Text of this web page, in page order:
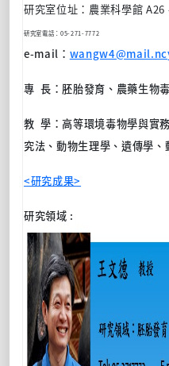
研究室位址： 農業科學館 A26
研究室電話：05-271-7772
e-mail ：
專 長：胚胎發育、農藥生物
教 學：高等環境毒物學與實
究法、動物生理學、遺傳學
<研究成果>
研究領域 :